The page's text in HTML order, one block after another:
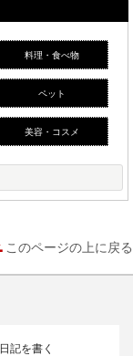
料理・食べ物
ペット
美容・コスメ
このページの上に戻る
日記を書く